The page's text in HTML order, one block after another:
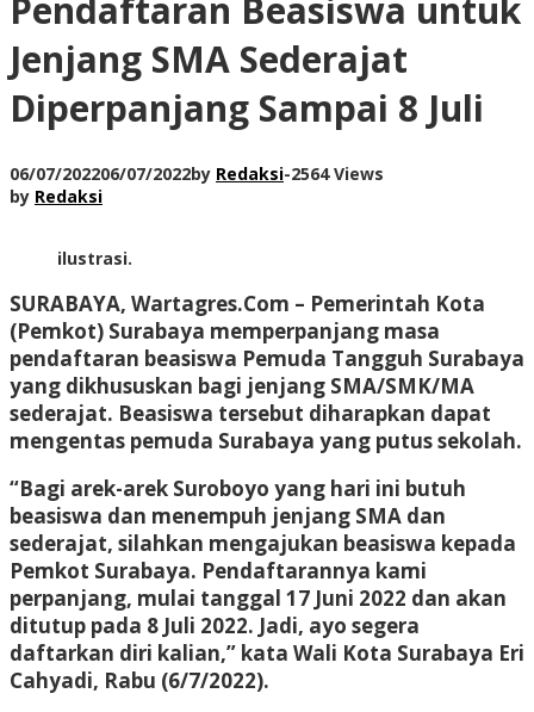
Pendaftaran Beasiswa untuk
Jenjang SMA Sederajat
Diperpanjang Sampai 8 Juli
06/07/202206/07/2022by Redaksi-2564 Views
by Redaksi
ilustrasi.
SURABAYA, Wartagres.Com – Pemerintah Kota
(Pemkot) Surabaya memperpanjang masa
pendaftaran beasiswa Pemuda Tangguh Surabaya
yang dikhususkan bagi jenjang SMA/SMK/MA
sederajat. Beasiswa tersebut diharapkan dapat
mengentas pemuda Surabaya yang putus sekolah.
“Bagi arek-arek Suroboyo yang hari ini butuh
beasiswa dan menempuh jenjang SMA dan
sederajat, silahkan mengajukan beasiswa kepada
Pemkot Surabaya. Pendaftarannya kami
perpanjang, mulai tanggal 17 Juni 2022 dan akan
ditutup pada 8 Juli 2022. Jadi, ayo segera
daftarkan diri kalian,” kata Wali Kota Surabaya Eri
Cahyadi, Rabu (6/7/2022).